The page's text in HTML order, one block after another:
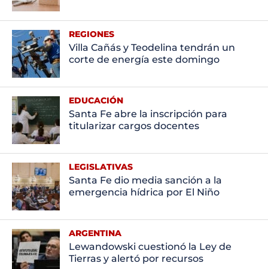
REGIONES
Villa Cañás y Teodelina tendrán un
corte de energía este domingo
EDUCACIÓN
Santa Fe abre la inscripción para
titularizar cargos docentes
LEGISLATIVAS
Santa Fe dio media sanción a la
emergencia hídrica por El Niño
ARGENTINA
Lewandowski cuestionó la Ley de
Tierras y alertó por recursos